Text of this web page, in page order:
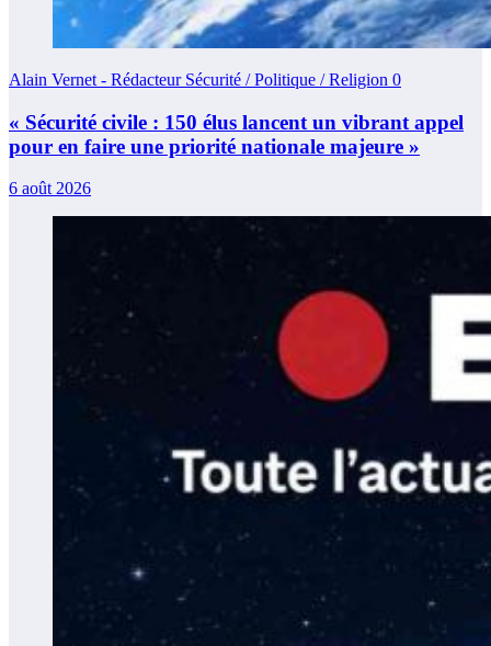
Alain Vernet - Rédacteur Sécurité / Politique / Religion 0
« Sécurité civile : 150 élus lancent un vibrant appel
pour en faire une priorité nationale majeure »
6 août 2026